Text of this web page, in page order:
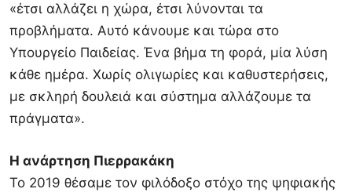
«έτσι αλλάζει η χώρα, έτσι λύνονται τα
προβλήματα. Αυτό κάνουμε και τώρα στο
Υπουργείο Παιδείας. Ένα βήμα τη φορά, μία λύση
κάθε ημέρα. Χωρίς ολιγωρίες και καθυστερήσεις,
με σκληρή δουλειά και σύστημα αλλάζουμε τα
πράγματα».
Η ανάρτηση Πιερρακάκη
Το 2019 θέσαμε τον φιλόδοξο στόχο της ψηφιακής